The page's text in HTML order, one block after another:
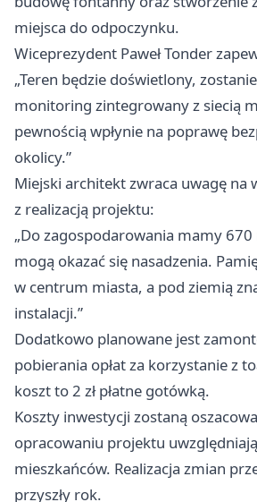
miejsca do odpoczynku.
Wiceprezydent Paweł Tonder
„Teren będzie doświetlony,
monitoring zintegrowany z siecią
pewnością wpłynie na poprawę
okolicy.”
Miejski architekt zwraca uwagę na
z realizacją projektu:
„Do zagospodarowania mamy
mogą okazać się nasadzenia.
w centrum miasta, a pod ziemią
instalacji.”
Dodatkowo planowane jest
pobierania opłat za korzystanie z
koszt to 2 zł płatne gotówką.
Koszty inwestycji zostaną
opracowaniu projektu
mieszkańców. Realizacja zmian
przyszły rok.